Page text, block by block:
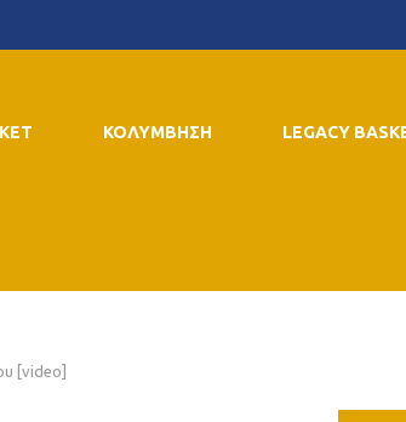
ΚΟΛΥΜΒΗΣΗ LEGACY
[video]